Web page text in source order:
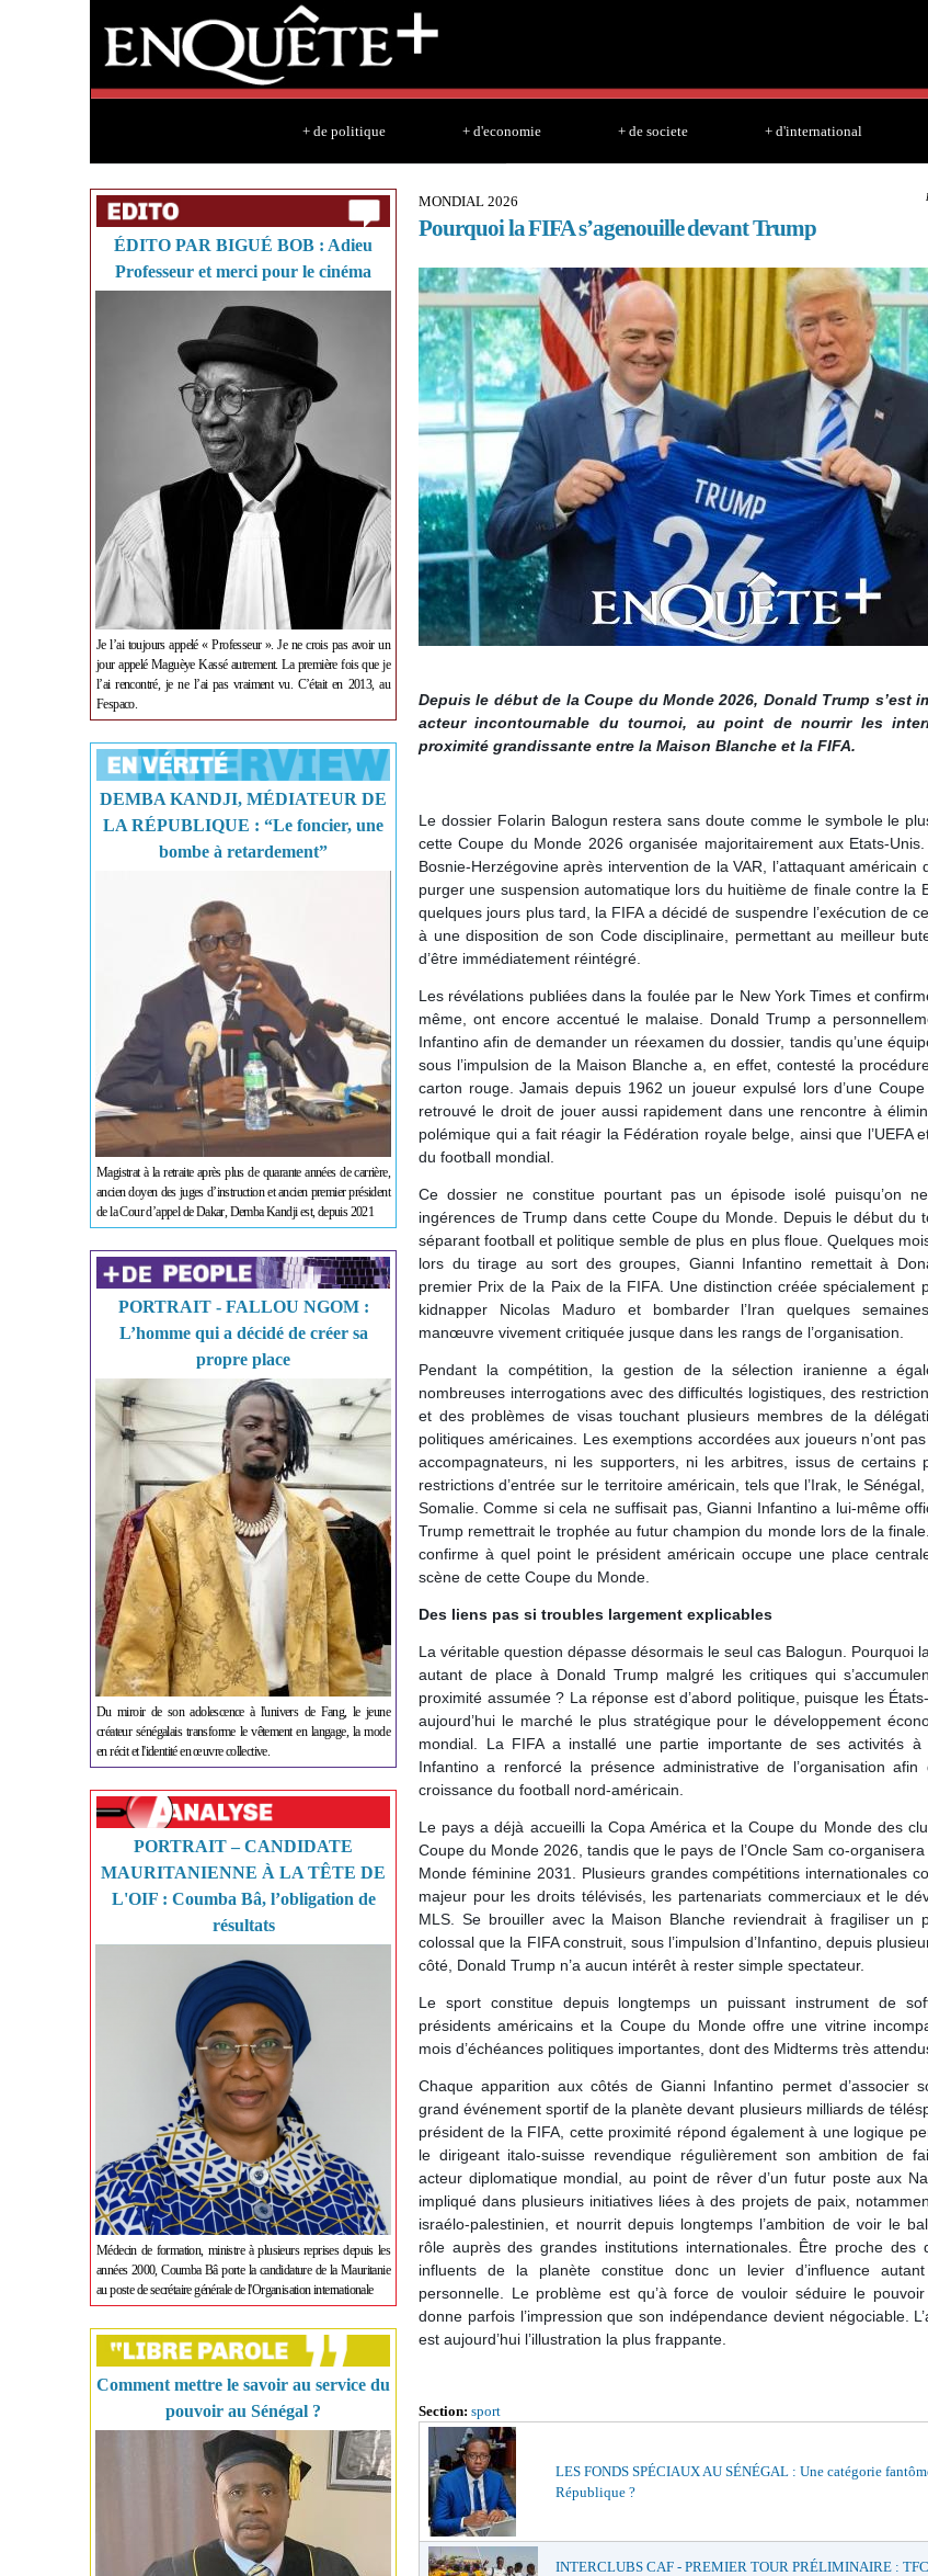
+ de politique + d'economie + de societe + d'international
ÉDITO PAR BIGUÉ BOB : Adieu
Professeur et merci pour le cinéma
Je l’ai toujours appelé « Professeur ». Je ne crois pas avoir un
jour appelé Maguèye Kassé autrement. La première fois que je
l’ai rencontré, je ne l’ai pas vraiment vu. C’était en 2013, au
Fespaco.
DEMBA KANDJI, MÉDIATEUR DE
LA RÉPUBLIQUE : “Le foncier, une
bombe à retardement”
Magistrat à la retraite après plus de quarante années de carrière,
ancien doyen des juges d’instruction et ancien premier président
de la Cour d’appel de Dakar, Demba Kandji est, depuis 2021
PORTRAIT - FALLOU NGOM :
L’homme qui a décidé de créer sa
propre place
Du miroir de son adolescence à l'univers de Fang, le jeune
créateur sénégalais transforme le vêtement en langage, la mode
en récit et l'identité en œuvre collective.
PORTRAIT – CANDIDATE
MAURITANIENNE À LA TÊTE DE
L'OIF : Coumba Bâ, l’obligation de
résultats
Médecin de formation, ministre à plusieurs reprises depuis les
années 2000, Coumba Bâ porte la candidature de la Mauritanie
au poste de secrétaire générale de l'Organisation internationale
Comment mettre le savoir au service du
pouvoir au Sénégal ?
MONDIAL 2026
Pourquoi la FIFA s’agenouille devant Trump
Depuis le début de la Coupe du Monde 2026, Donald Trump s’est
acteur incontournable du tournoi, au point de nourrir les
proximité grandissante entre la Maison Blanche et la FIFA.
Le dossier Folarin Balogun restera sans doute comme le symbole le
cette Coupe du Monde 2026 organisée majoritairement aux Etats-
Bosnie-Herzégovine après intervention de la VAR, l’attaquant américain
purger une suspension automatique lors du huitième de finale contre la
quelques jours plus tard, la FIFA a décidé de suspendre l’exécution de
à une disposition de son Code disciplinaire, permettant au meilleur
d’être immédiatement réintégré.
Les révélations publiées dans la foulée par le New York Times et
même, ont encore accentué le malaise. Donald Trump a
Infantino afin de demander un réexamen du dossier, tandis qu’une
sous l’impulsion de la Maison Blanche a, en effet, contesté la
carton rouge. Jamais depuis 1962 un joueur expulsé lors d’une Coupe
retrouvé le droit de jouer aussi rapidement dans une rencontre à
polémique qui a fait réagir la Fédération royale belge, ainsi que l’UEFA
du football mondial.
Ce dossier ne constitue pourtant pas un épisode isolé puisqu’on
ingérences de Trump dans cette Coupe du Monde. Depuis le début du
séparant football et politique semble de plus en plus floue. Quelques
lors du tirage au sort des groupes, Gianni Infantino remettait à
premier Prix de la Paix de la FIFA. Une distinction créée spécialement
kidnapper Nicolas Maduro et bombarder l’Iran quelques
manœuvre vivement critiquée jusque dans les rangs de l’organisation.
Pendant la compétition, la gestion de la sélection iranienne a
nombreuses interrogations avec des difficultés logistiques, des
et des problèmes de visas touchant plusieurs membres de la
politiques américaines. Les exemptions accordées aux joueurs n’ont
accompagnateurs, ni les supporters, ni les arbitres, issus de certains
restrictions d’entrée sur le territoire américain, tels que l’Irak, le
Somalie. Comme si cela ne suffisait pas, Gianni Infantino a lui-même
Trump remettrait le trophée au futur champion du monde lors de la
confirme à quel point le président américain occupe une place
scène de cette Coupe du Monde.
Des liens pas si troubles largement explicables
La véritable question dépasse désormais le seul cas Balogun. Pourquoi
autant de place à Donald Trump malgré les critiques qui
proximité assumée ? La réponse est d’abord politique, puisque les
aujourd’hui le marché le plus stratégique pour le développement
mondial. La FIFA a installé une partie importante de ses activités à
Infantino a renforcé la présence administrative de l’organisation afin
croissance du football nord-américain.
Le pays a déjà accueilli la Copa América et la Coupe du Monde des
Coupe du Monde 2026, tandis que le pays de l’Oncle Sam co-
Monde féminine 2031. Plusieurs grandes compétitions internationales
majeur pour les droits télévisés, les partenariats commerciaux et le
MLS. Se brouiller avec la Maison Blanche reviendrait à fragiliser un
colossal que la FIFA construit, sous l’impulsion d’Infantino, depuis
côté, Donald Trump n’a aucun intérêt à rester simple spectateur.
Le sport constitue depuis longtemps un puissant instrument de
présidents américains et la Coupe du Monde offre une vitrine
mois d’échéances politiques importantes, dont des Midterms très
Chaque apparition aux côtés de Gianni Infantino permet d’associer
grand événement sportif de la planète devant plusieurs milliards de
président de la FIFA, cette proximité répond également à une logique
le dirigeant italo-suisse revendique régulièrement son ambition de
acteur diplomatique mondial, au point de rêver d’un futur poste aux
impliqué dans plusieurs initiatives liées à des projets de paix,
israélo-palestinien, et nourrit depuis longtemps l’ambition de voir le
rôle auprès des grandes institutions internationales. Être proche des
influents de la planète constitue donc un levier d’influence autant
personnelle. Le problème est qu’à force de vouloir séduire le
donne parfois l’impression que son indépendance devient négociable.
est aujourd’hui l’illustration la plus frappante.
Section: sport
LES FONDS SPÉCIAUX AU SÉNÉGAL : Une catégorie
République ?
INTERCLUBS CAF - PREMIER TOUR PRÉLIMINAIRE :